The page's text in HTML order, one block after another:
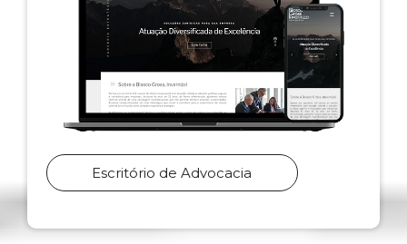
Escritório de Advocacia